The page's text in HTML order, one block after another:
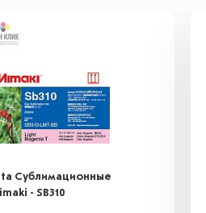
Сублимационные
- SB310